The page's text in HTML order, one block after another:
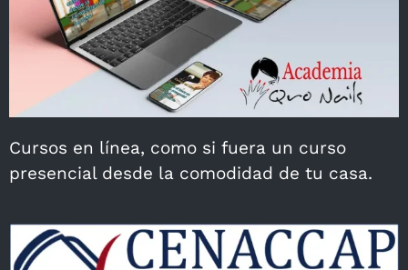
Cursos en línea, como si fuera un curso
presencial desde la comodidad de tu casa.